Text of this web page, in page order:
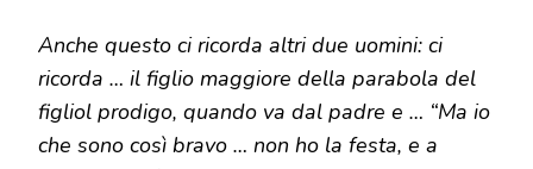
Anche questo ci ricorda altri due uomini: ci
ricorda … il figlio maggiore della parabola del
figliol prodigo, quando va dal padre e … “Ma io
che sono così bravo … non ho la festa, e a